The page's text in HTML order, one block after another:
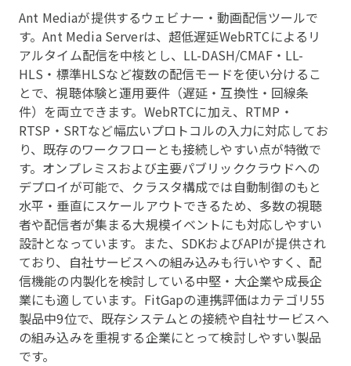
Ant Mediaが提供するウェビナー・動画配信ツールで
す。Ant Media Serverは、超低遅延WebRTCによるリ
アルタイム配信を中核とし、LL-DASH/CMAF・LL-
HLS・標準HLSなど複数の配信モードを使い分けるこ
とで、視聴体験と運用要件（遅延・互換性・回線条
件）を両立できます。WebRTCに加え、RTMP・
RTSP・SRTなど幅広いプロトコルの入力に対応してお
り、既存のワークフローとも接続しやすい点が特徴で
す。オンプレミスおよび主要パブリッククラウドへの
デプロイが可能で、クラスタ構成では自動制御のもと
水平・垂直にスケールアウトできるため、多数の視聴
者や配信者が集まる大規模イベントにも対応しやすい
設計となっています。また、SDKおよびAPIが提供され
ており、自社サービスへの組み込みも行いやすく、配
信機能の内製化を検討している中堅・大企業や成長企
業にも適しています。FitGapの連携評価はカテゴリ55
製品中9位で、既存システムとの接続や自社サービスへ
の組み込みを重視する企業にとって検討しやすい製品
です。